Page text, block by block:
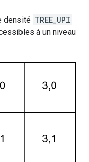
densité TREE_UPI
à un niveau